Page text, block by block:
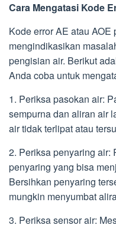
Cara Mengatasi Kode
Kode error AE atau AOE
mengindikasikan
pengisian air. Berikut
Anda coba untuk
1. Periksa pasokan air:
sempurna dan aliran air
air tidak terlipat atau
2. Periksa penyaring air:
penyaring yang bisa
Bersihkan penyaring
mungkin menyumbat
3. Periksa sensor air: